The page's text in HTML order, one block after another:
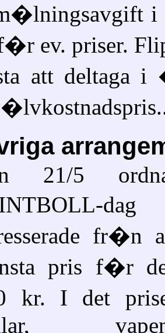
i
ev. priser.
att deltaga
21/5
fr�n
pris f�r
kr. I det